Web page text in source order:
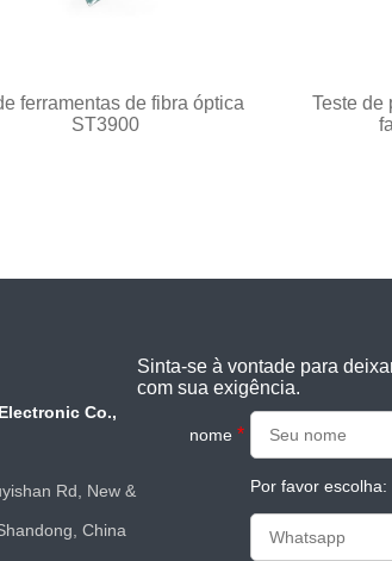
ferramentas de fibra óptica
ST3900
Teste de
Co.,
Rd, New &
China
Sinta-se à vontade para
com sua exigência.
nome *
Por favor escolha: